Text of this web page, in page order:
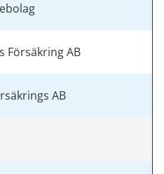
Försäkring AB
AB